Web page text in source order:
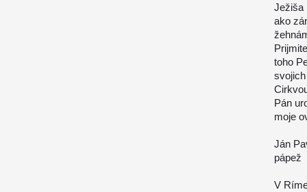
Ježiša
ako
toho
Pán
moje
Ján
pápež
V